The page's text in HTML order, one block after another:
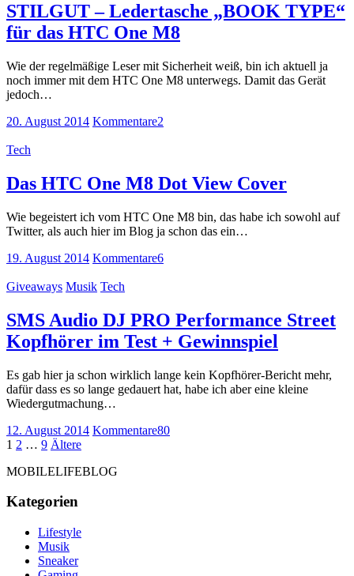
STILGUT – Ledertasche „BOOK TYPE“
für das HTC One M8
Wie der regelmäßige Leser mit Sicherheit weiß, bin ich aktuell ja
noch immer mit dem HTC One M8 unterwegs. Damit das Gerät
jedoch…
20. August 2014 Kommentare2
Tech
Das HTC One M8 Dot View Cover
Wie begeistert ich vom HTC One M8 bin, das habe ich sowohl auf
Twitter, als auch hier im Blog ja schon das ein…
19. August 2014 Kommentare6
Giveaways Musik Tech
SMS Audio DJ PRO Performance Street
Kopfhörer im Test + Gewinnspiel
Es gab hier ja schon wirklich lange kein Kopfhörer-Bericht mehr,
dafür dass es so lange gedauert hat, habe ich aber eine kleine
Wiedergutmachung…
12. August 2014 Kommentare80
Seitennummerierung
der
Seite
1 Seite
2 … Seite
9 ÄltereÄltere
MOBILELIFEBLOG
Kategorien
Lifestyle
Musik
Sneaker